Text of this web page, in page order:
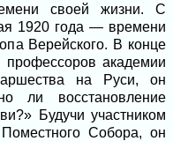
своей жизни. С
1920 года — времени
Верейского. В конце
профессоров академии
на Руси, он
ли восстановление
Будучи участником
Собора, он